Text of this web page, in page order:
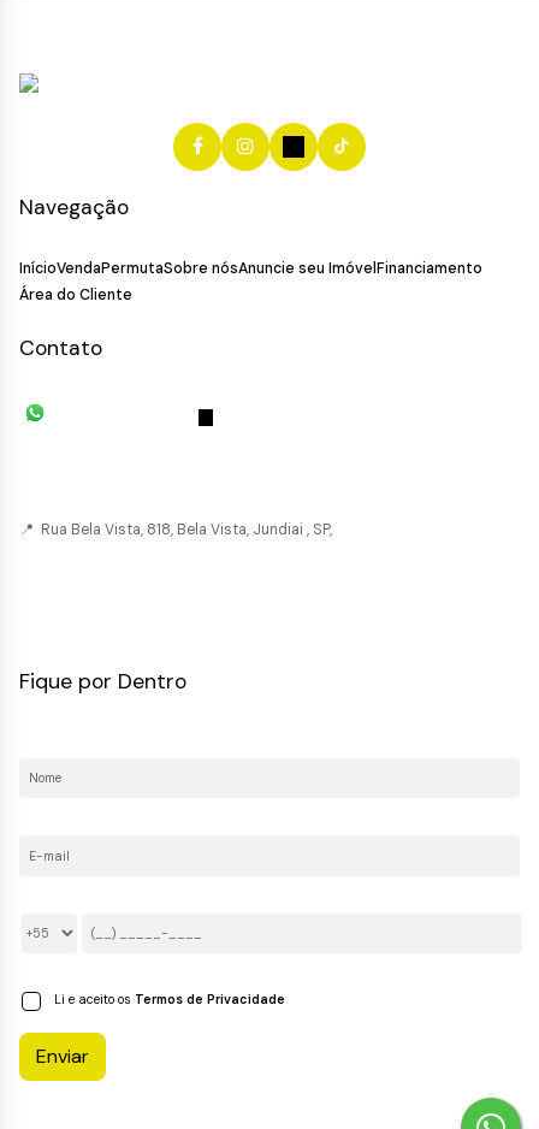
Navegação
InícioVendaPermutaSobre nósAnuncie seu Imóvel Financiamento
Área do Cliente
Contato
📍 Rua Bela Vista, 818, Bela Vista, Jundiai , SP,
Fique por Dentro
Li e aceito os Termos de Privacidade